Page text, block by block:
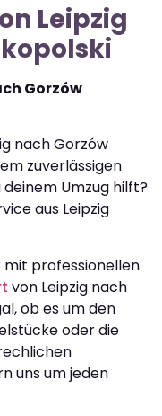
Leipzig
Gorzów
nach Gorzów
zuverlässigen
Umzug hilft?
aus Leipzig
professionellen
von Leipzig nach
ob es um den
oder die
uns um jeden